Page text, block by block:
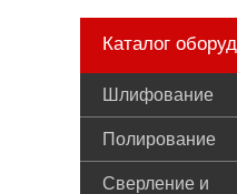
Каталог
Шлифование
Полирование
Сверление и